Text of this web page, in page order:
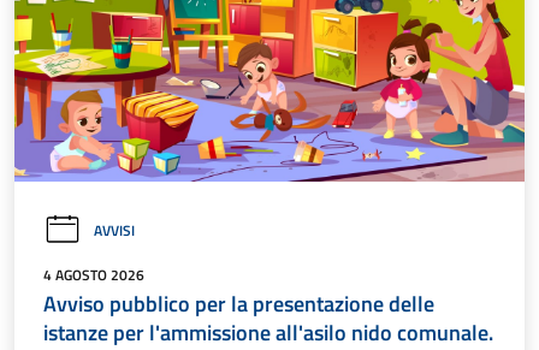
AVVISI
4 AGOSTO 2026
Avviso pubblico per la presentazione delle
istanze per l'ammissione all'asilo nido comunale.